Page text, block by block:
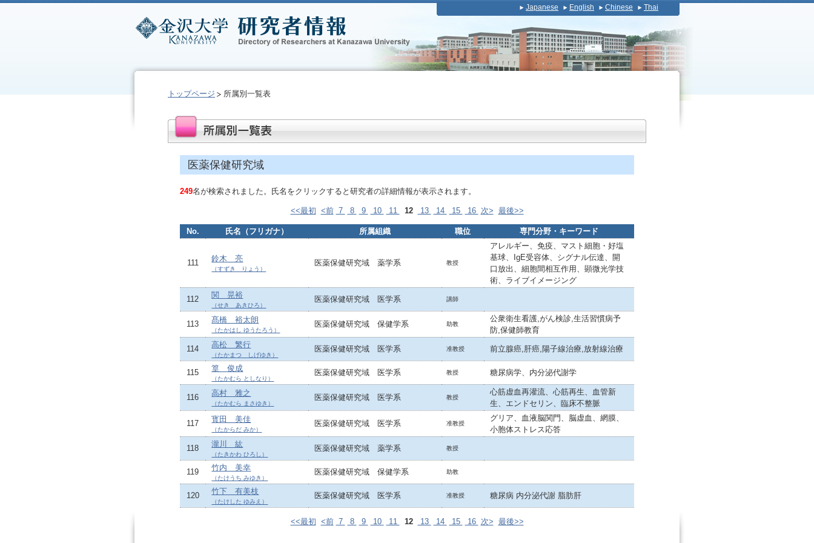
Japanese English Chinese Thai
トップページ 所属別一覧表
医薬保健研究域
249名が検索されました。氏名をクリックすると研究者の詳細情報が表示されます。
<<最初 <前 7 8 9 10 11 12 13 14 15 16 次> 最後>>
No. 氏名（フリガナ） 所属組織 職位 専門分野・キーワード
111 鈴木 亮
（すずき りょう）
医薬保健研究域 薬学系 教授
アレルギー、免疫、マスト細胞・好塩
基球、IgE受容体、シグナル伝達、開
口放出、細胞間相互作用、顕微光学技
術、ライブイメージング
112 関 晃裕
（せき あきひろ）
医薬保健研究域 医学系 講師
113 髙橋 裕太朗
（たかはし ゆうたろう）
医薬保健研究域 保健学系 助教
公衆衛生看護,がん検診,生活習慣病予
防,保健師教育
114 高松 繁行
（たかまつ しげゆき）
医薬保健研究域 医学系 准教授 前立腺癌,肝癌,陽子線治療,放射線治療
115 篁 俊成
（たかむら としなり）
医薬保健研究域 医学系 教授 糖尿病学、内分泌代謝学
116 高村 雅之
（たかむら まさゆき）
医薬保健研究域 医学系 教授
心筋虚血再灌流、心筋再生、血管新
生、エンドセリン、臨床不整脈
117 寳田 美佳
（たからだ みか）
医薬保健研究域 医学系 准教授
グリア、血液脳関門、脳虚血、網膜、
小胞体ストレス応答
118 瀧川 紘
（たきかわ ひろし）
医薬保健研究域 薬学系 教授
119 竹内 美幸
（たけうち みゆき）
医薬保健研究域 保健学系 助教
120 竹下 有美枝
（たけした ゆみえ）
医薬保健研究域 医学系 准教授 糖尿病 内分泌代謝 脂肪肝
<<最初 <前 7 8 9 10 11 12 13 14 15 16 次> 最後>>